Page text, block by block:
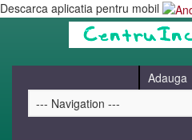
Descarca aplicatia pentru mobil
Adauga